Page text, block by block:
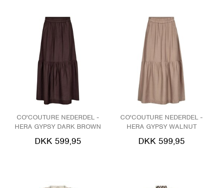
CO'COUTURE NEDERDEL -
HERA GYPSY DARK BROWN
DKK 599,95
CO'COUTURE NEDERDEL -
HERA GYPSY WALNUT
DKK 599,95